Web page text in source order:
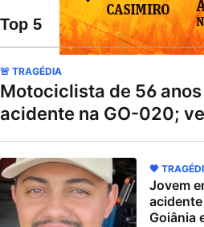
Top 5
🚨 TRAGÉDIA
Motociclista de 56
acidente na GO-020;
🖤
Jovem
Goiânia